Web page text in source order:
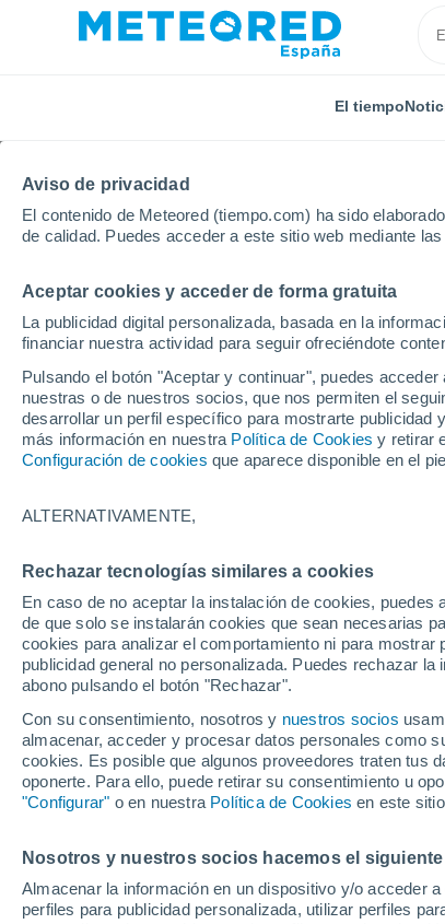
Aviso de privacidad
El contenido de Meteored (tiempo.com) ha sido
de calidad. Puedes acceder a este sitio web mediante
Aceptar cookies y acceder de forma gratuita
La publicidad digital personalizada, basada en la
financiar nuestra actividad para seguir ofreciéndote
Pulsando el botón "Aceptar y continuar", puedes
nuestras o de nuestros socios, que nos permiten el
desarrollar un perfil específico para mostrarte
más información en nuestra Política de Cookies y retirar
Configuración de cookies que aparece disponible en el
ALTERNATIVAMENTE,
Rechazar tecnologías similares a cookies
En caso de no aceptar la instalación de cookies,
de que solo se instalarán cookies que sean necesarias
cookies para analizar el comportamiento ni para
publicidad general no personalizada. Puedes rechazar
abono pulsando el botón "Rechazar".
Con su consentimiento, nosotros y nuestros socios
almacenar, acceder y procesar datos personales como
cookies. Es posible que algunos proveedores traten tus
oponerte. Para ello, puede retirar su consentimiento u
"Configurar" o en nuestra Política de Cookies en este
Nosotros y nuestros socios hacemos el
Almacenar la información en un dispositivo y/o acceder
perfiles para publicidad personalizada, utilizar perfiles
El tiempo
Inicio Ram Paraguay
Archivos de la
NOTICIAS
Con calor
Enero es un
NOTICIAS
Deforestación
La llanura